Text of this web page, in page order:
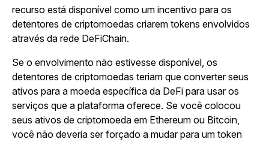
recurso está disponível como um incentivo para os
detentores de criptomoedas criarem tokens envolvidos
através da rede DeFiChain.
Se o envolvimento não estivesse disponível, os
detentores de criptomoedas teriam que converter seus
ativos para a moeda específica da DeFi para usar os
serviços que a plataforma oferece. Se você colocou
seus ativos de criptomoeda em Ethereum ou Bitcoin,
você não deveria ser forçado a mudar para um token